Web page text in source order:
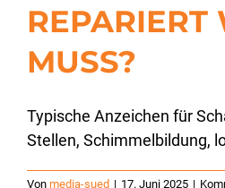
FAQ
REPARIERT
MUSS?
Typische Anzeichen für
Stellen, Schimmelbildung,
Von media-sued | 17. Juni 2025 |